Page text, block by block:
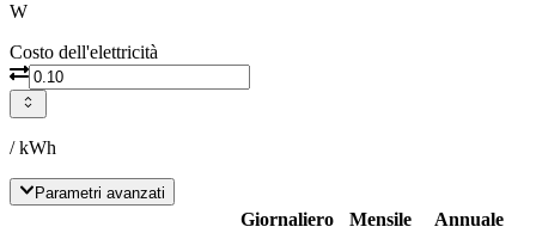
W
Costo dell'elettricità
/ kWh
Parametri avanzati
Giornaliero Mensile
Annuale